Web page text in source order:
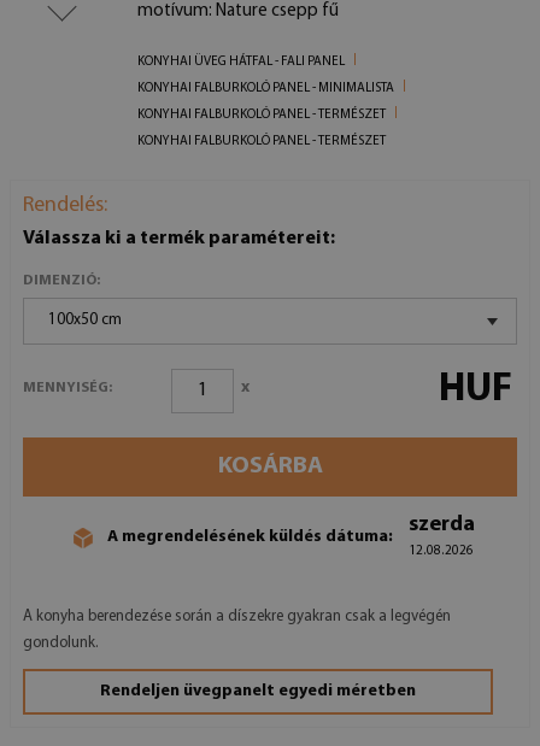
motívum: Nature csepp fű
KONYHAI ÜVEG HÁTFAL - FALI PANEL
KONYHAI FALBURKOLÓ PANEL - MINIMALISTA
KONYHAI FALBURKOLÓ PANEL - TERMÉSZET
KONYHAI FALBURKOLÓ PANEL - TERMÉSZET
Rendelés:
Válassza ki a termék paramétereit:
DIMENZIÓ:
100x50 cm
MENNYISÉG: x HUF
KOSÁRBA
A megrendelésének küldés dátuma:
szerda
12.08.2026
A konyha berendezése során a díszekre gyakran csak a legvégén
gondolunk.
Rendeljen üvegpanelt egyedi méretben